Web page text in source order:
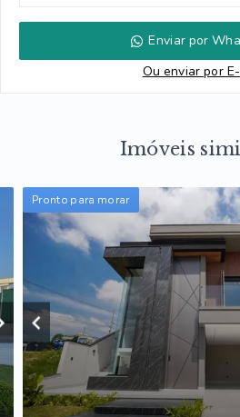
Enviar por
Ou enviar por
Imóveis
Pronto para morar